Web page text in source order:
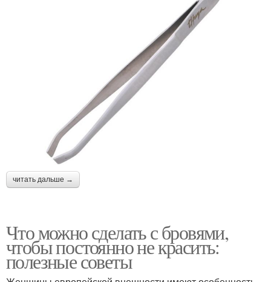
читать дальше →
Что можно сделать с бровями,
чтобы постоянно не красить:
полезные советы